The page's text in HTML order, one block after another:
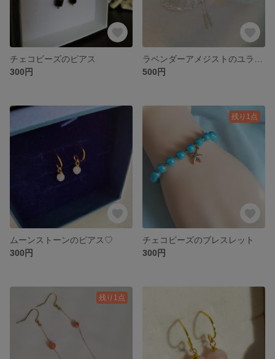
チェコビーズのピアス
300円
500円
ムーンストーンのピアス♡
300円
残り1点
チェコビーズのブレスレット
300円
残り1点